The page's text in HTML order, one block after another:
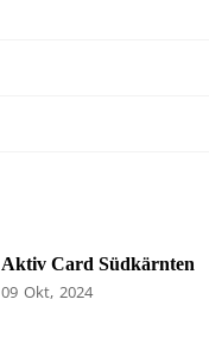
Aktiv Card Südkärnten
09 Okt 2024